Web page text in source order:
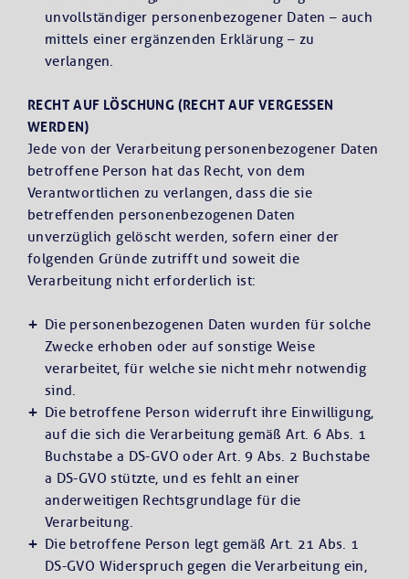
unvollständiger personenbezogener Daten – auch
mittels einer ergänzenden Erklärung – zu
verlangen.
RECHT AUF LÖSCHUNG (RECHT AUF VERGESSEN
WERDEN)
Jede von der Verarbeitung personenbezogener Daten
betroffene Person hat das Recht, von dem
Verantwortlichen zu verlangen, dass die sie
betreffenden personenbezogenen Daten
unverzüglich gelöscht werden, sofern einer der
folgenden Gründe zutrifft und soweit die
Verarbeitung nicht erforderlich ist:
Die personenbezogenen Daten wurden für solche
Zwecke erhoben oder auf sonstige Weise
verarbeitet, für welche sie nicht mehr notwendig
sind.
Die betroffene Person widerruft ihre Einwilligung,
auf die sich die Verarbeitung gemäß Art. 6 Abs. 1
Buchstabe a DS-GVO oder Art. 9 Abs. 2 Buchstabe
a DS-GVO stützte, und es fehlt an einer
anderweitigen Rechtsgrundlage für die
Verarbeitung.
Die betroffene Person legt gemäß Art. 21 Abs. 1
DS-GVO Widerspruch gegen die Verarbeitung ein,